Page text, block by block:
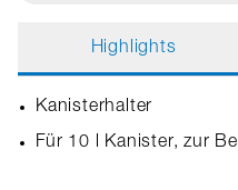
Highlights
Kanisterhalter
Für 10 l Kanister, zur